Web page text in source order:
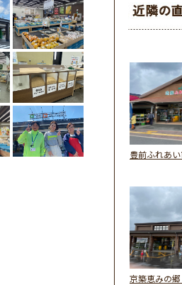
豊前ふれあ
京築恵みの